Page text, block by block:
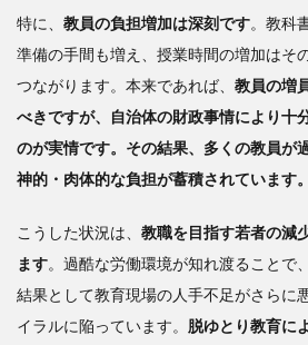
特に、 教員の負担増加は深刻です。教科
準備の手間も増え、授業時間の増加はそ
つながります。本来であれば、 教員の増
べきですが、自治体の財政事情により十
のが実情です。その結果、多くの教員が
神的・肉体的な負担が蓄積されています。
こうした状況は、 教職を目指す若者の減
ます。過酷な労働環境が知れ渡ることで
結果として教育現場の人手不足がさらに
イラルに陥っています。 脱ゆとり教育に